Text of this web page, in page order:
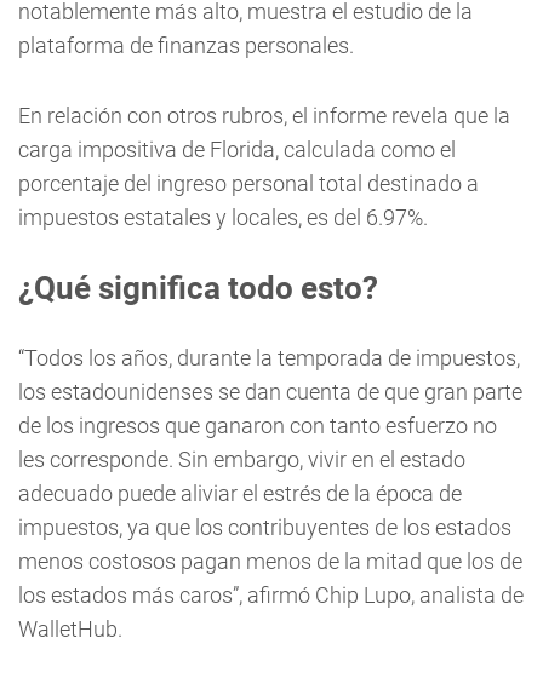
notablemente más alto, muestra el estudio de la
plataforma de finanzas personales.
En relación con otros rubros, el informe revela que la
carga impositiva de Florida, calculada como el
porcentaje del ingreso personal total destinado a
impuestos estatales y locales, es del 6.97%.
¿Qué significa todo esto?
“Todos los años, durante la temporada de impuestos,
los estadounidenses se dan cuenta de que gran parte
de los ingresos que ganaron con tanto esfuerzo no
les corresponde. Sin embargo, vivir en el estado
adecuado puede aliviar el estrés de la época de
impuestos, ya que los contribuyentes de los estados
menos costosos pagan menos de la mitad que los de
los estados más caros”, afirmó Chip Lupo, analista de
WalletHub.